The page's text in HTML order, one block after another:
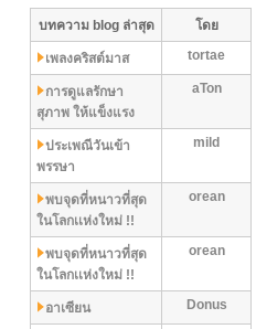
บทความ blog ล่าสุด โดย
เพลงคริสต์มาส tortae
การดูแลรักษา
สุภาพ ให้แข็งแรง
aTon
ประเพณีวันเข้า
พรรษา
mild
พบจุดที่หนาวที่สุด
ในโลกเเห่งใหม่ !!
orean
พบจุดที่หนาวที่สุด
ในโลกเเห่งใหม่ !!
orean
อาเซียน Donus